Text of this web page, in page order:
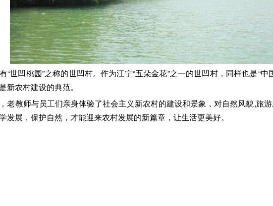
“世凹桃园”之称的世凹村。作为江宁“五朵金花”之一的世凹村，同样也是“
新农村建设的典范。
老教师与员工们亲身体验了社会主义新农村的建设和景象，对自然风貌,旅
发展，保护自然，才能迎来农村发展的新篇章，让生活更美好。